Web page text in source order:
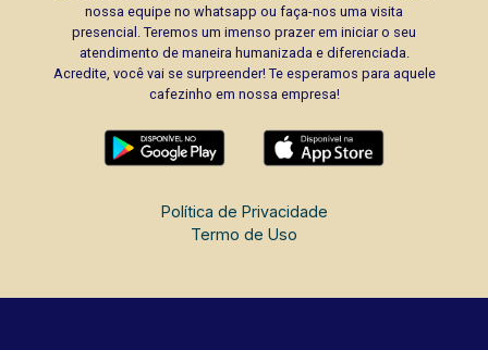
nossa equipe no whatsapp ou faça-nos uma visita
presencial. Teremos um imenso prazer em iniciar o seu
atendimento de maneira humanizada e diferenciada.
Acredite, você vai se surpreender! Te esperamos para aquele
cafezinho em nossa empresa!
Política de Privacidade
Termo de Uso